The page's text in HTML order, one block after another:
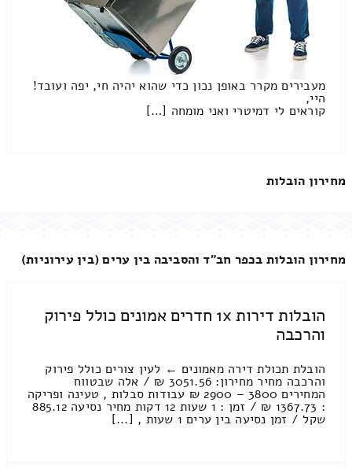
מעבירים מקרר באופן נכון כדי שהוא יהיה חי, יפה ועובד!
היי,
קוראים לי דמיטרי ואני מומחה […]
מחירון הובלות
מחירון הובלות בכפר חב"ד והסביבה בין ערים (בין עירוניות)
הובלות דירות 1x חדרים אמונים כולל פירוק
והרכבה
הובלת תכולת דירה מאמונים ← לעין צורים כולל פירוק
והרכבה מחיר מחירון: 3051.56 ₪ / אלה שבטווח
המחירים 3800 – 2900 ₪ עבודות סבלות , טעינה ופריקה
: 1367.73 ₪ / זמן : 1 שעות 12 דקות מחיר נסיעה 885.12
שקל / זמן נסיעה בין ערים 1 שעות , [...]